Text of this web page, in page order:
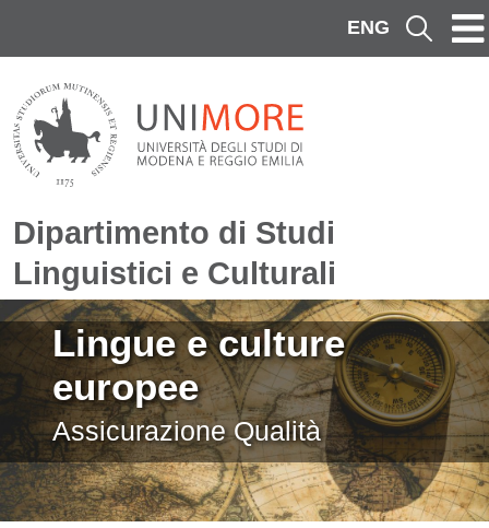
ENG Cerca
Dipartimento di Studi
Linguistici e Culturali
Immagine
Lingue e culture
europee
Assicurazione Qualità